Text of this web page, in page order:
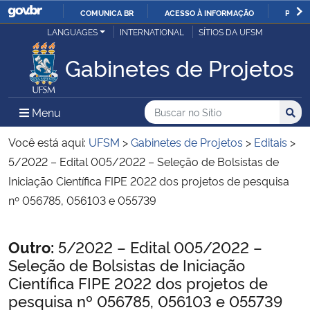
IR
O
COMUNICA BR ACESSO À INFORMAÇÃO
Ministério da Justiça e Segurança Pública
Ministério da Defesa
Ministério das Relações Exteriores
Ministério da Economia
Ministério da Agricultura, Pecuária e Abastecimento
Ministério da Educação
LANGUAGES INTERNATIONAL SÍTIOS DA UFSM
Gabinetes de Projetos
Menu Menu Principal do Sítio
Busca
Buscar no no Sítio
Busca:
Você está aqui: UFSM >Gabinetes de Projetos > Editais >
5/2022 – Edital 005/2022 – Seleção de Bolsistas de
Iniciação Científica FIPE 2022 dos projetos de pesquisa
nº 056785, 056103 e 055739
Início do conteúdo
Outro: 5/2022 – Edital 005/2022 –
Seleção de Bolsistas de Iniciação
Científica FIPE 2022 dos projetos de
pesquisa nº 056785, 056103 e 055739